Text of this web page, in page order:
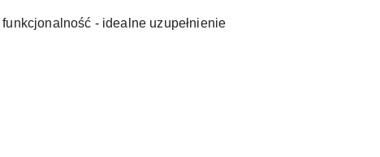
- idealne uzupełnienie